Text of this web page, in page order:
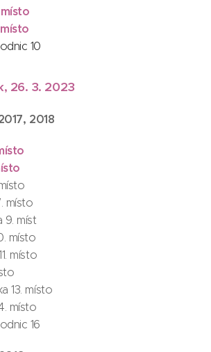
místo
10
26. 3. 2023
2018
místo
9. míst
místo
místo
13. místo
místo
16